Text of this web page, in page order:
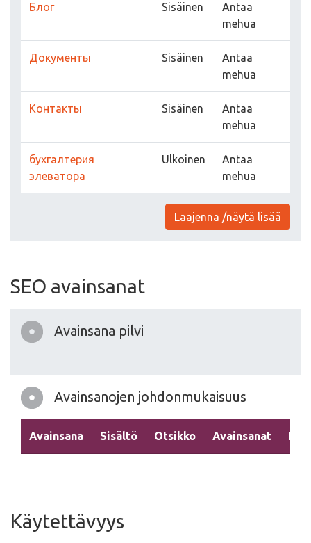
Блог Sisäinen
Antaa
mehua
Документы Sisäinen
Antaa
mehua
Контакты Sisäinen
Antaa
mehua
бухгалтерия
элеватора
Ulkoinen
Antaa
mehua
Laajenna /näytä lisää
SEO avainsanat
Avainsana pilvi
Avainsanojen johdonmukaisuus
Avainsana Sisältö Otsikko Avainsanat
Käytettävyys